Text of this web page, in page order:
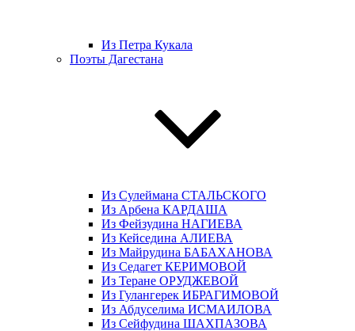
Из Петра Кукала
Поэты Дагестана
Из Сулеймана СТАЛЬСКОГО
Из Арбена КАРДАША
Из Фейзудина НАГИЕВА
Из Кейседина АЛИЕВА
Из Майрудина БАБАХАНОВА
Из Седагет КЕРИМОВОЙ
Из Теране ОРУДЖЕВОЙ
Из Гулангерек ИБРАГИМОВОЙ
Из Абдуселима ИСМАИЛОВА
Из Сейфудина ШАХПАЗОВА